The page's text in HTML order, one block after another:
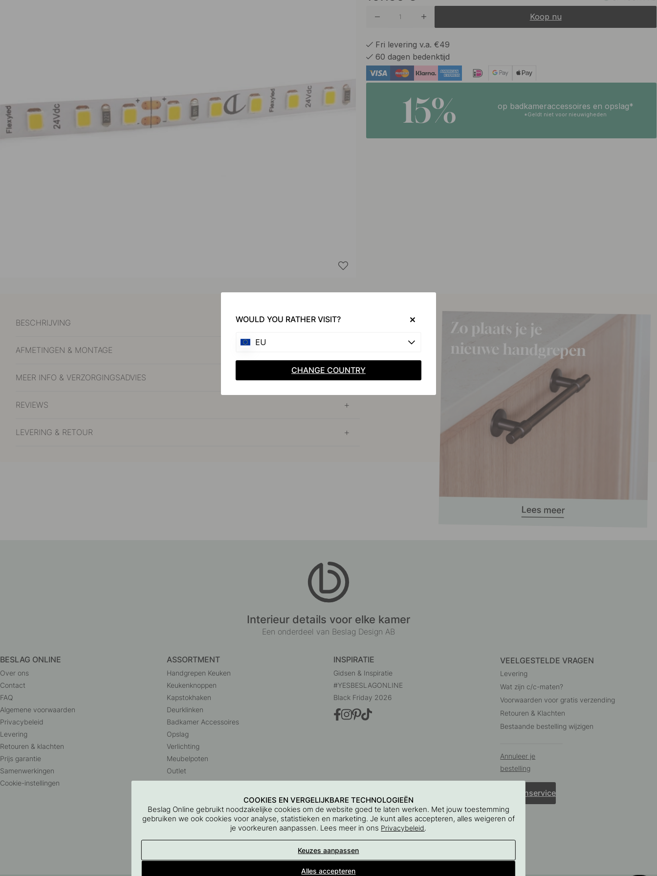
Koop nu
Fri levering v.a. €49
60 dagen bedenktijd
15% op badkameraccessoires en opslag*
*Geldt niet voor nieuwigheden
BESCHRIJVING
AFMETINGEN & MONTAGE
MEER INFO & VERZORGINGSADVIES
REVIEWS
LEVERING & RETOUR
Interieur details voor elke kamer
Een onderdeel van Beslag Design AB
BESLAG ONLINE
Over ons
Contact
FAQ
Algemene voorwaarden
Privacybeleid
Levering
Retouren & klachten
Prijs garantie
Samenwerkingen
Cookie-instellingen
ASSORTMENT
Handgrepen Keuken
Keukenknoppen
Kapstokhaken
Deurklinken
Badkamer Accessoires
Opslag
Verlichting
Meubelpoten
Outlet
INSPIRATIE
Gidsen & Inspiratie
#YESBESLAGONLINE
Black Friday 2026
VEELGESTELDE VRAGEN
Levering
Wat zijn c/c-maten?
Voorwaarden voor gratis verzending
Retouren & Klachten
Bestaande bestelling wijzigen
Annuleer je
bestelling
Klantenservice
Beslag Online, Inre Kustvägen 32, 269 43 Båstad, Sweden
© 2015 - 2026 Copyright BeslagOnline i Båstad AB
COOKIES EN VERGELIJKBARE TECHNOLOGIEËN
Beslag Online gebruikt noodzakelijke cookies om de website goed te laten werken. Met jouw toestemming
gebruiken we ook cookies voor analyse, statistieken en marketing. Je kunt alles accepteren, alles weigeren of
je voorkeuren aanpassen. Lees meer in ons Privacybeleid.
Keuzes aanpassen
Alles accepteren
WOULD YOU RATHER VISIT?
EU
CHANGE COUNTRY